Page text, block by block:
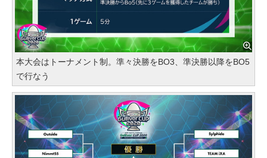
本大会はトーナメント制。準々決勝をBO3、準決勝以降をBO5
で行なう